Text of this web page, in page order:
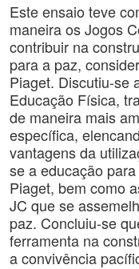
Este ensaio teve
maneira os Jogos
contribuir na
para a paz,
Piaget. Discutiu-se
Educação Física,
de maneira mais
específica,
vantagens da
se a educação
Piaget, bem como
JC que se
paz. Concluiu-se
ferramenta na
a convivência